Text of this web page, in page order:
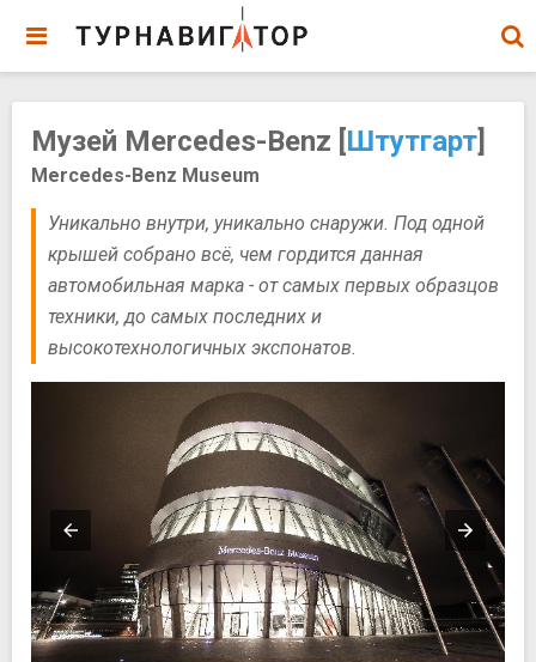
Музей Mercedes-Benz [Штутгарт]
Mercedes-Benz Museum
Уникально внутри, уникально снаружи. Под одной
крышей собрано всё, чем гордится данная
автомобильная марка - от самых первых образцов
техники, до самых последних и
высокотехнологичных экспонатов.